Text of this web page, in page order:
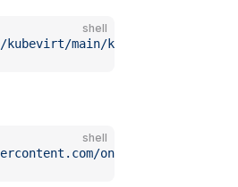
shell
main/kubevirtinstall.sh)
shell
oneclickvirt/